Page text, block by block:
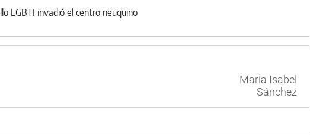
María Isabel
Sánchez